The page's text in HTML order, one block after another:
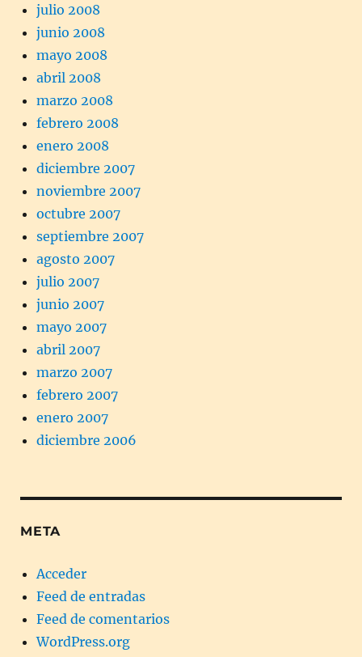
julio 2008
junio 2008
mayo 2008
abril 2008
marzo 2008
febrero 2008
enero 2008
diciembre 2007
noviembre 2007
octubre 2007
septiembre 2007
agosto 2007
julio 2007
junio 2007
mayo 2007
abril 2007
marzo 2007
febrero 2007
enero 2007
diciembre 2006
META
Acceder
Feed de entradas
Feed de comentarios
WordPress.org